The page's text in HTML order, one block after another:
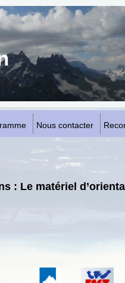
Nous contacter
: Le matériel